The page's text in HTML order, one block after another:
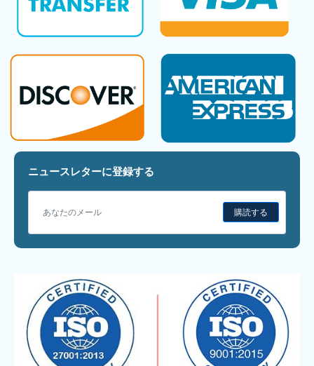
ニュースレターに登録する
購読する